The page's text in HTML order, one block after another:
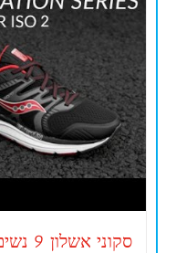
סקוני אשלון 9 נשים